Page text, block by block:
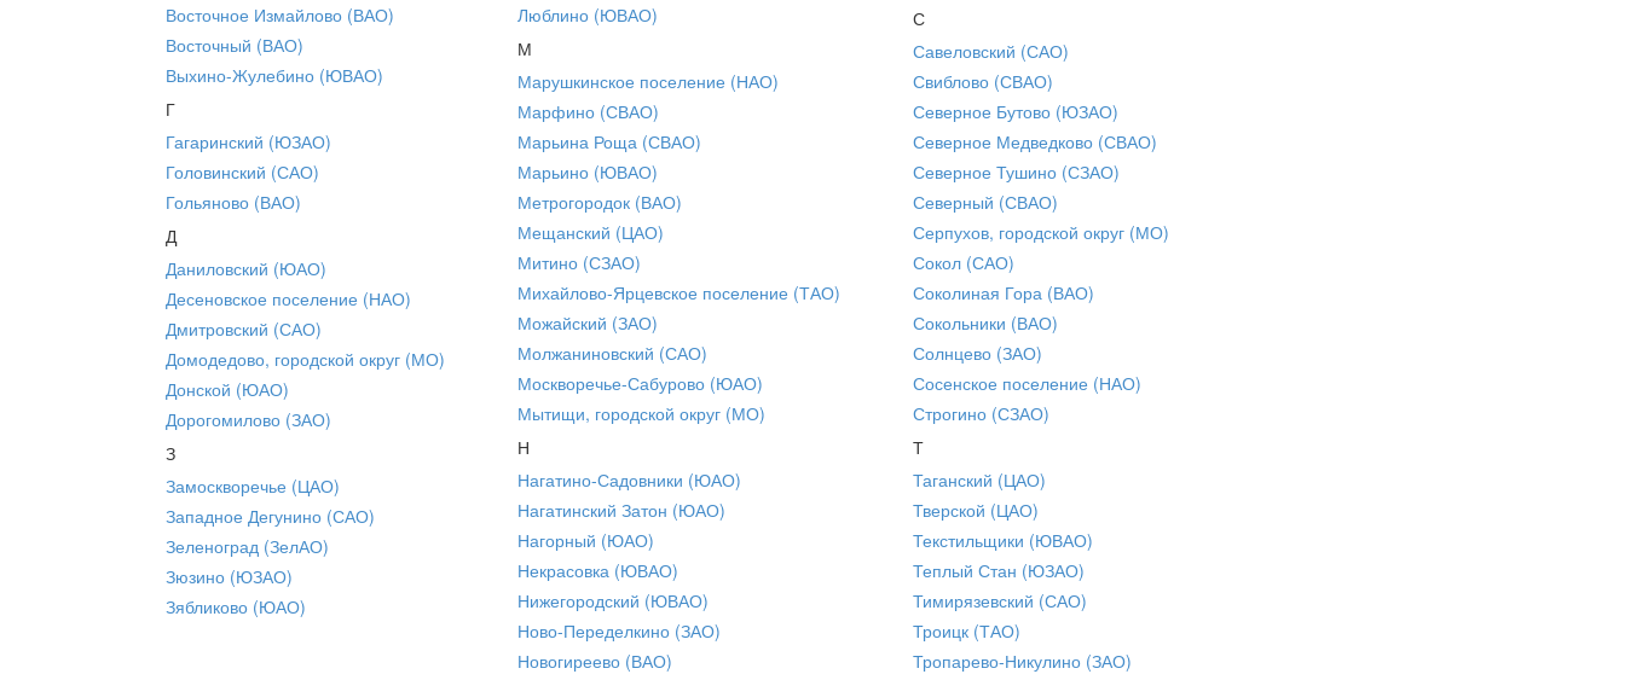
Восточное Измайлово (ВАО)
Восточный (ВАО)
Выхино-Жулебино (ЮВАО)
Г
Гагаринский (ЮЗАО)
Головинский (САО)
Гольяново (ВАО)
Д
Даниловский (ЮАО)
Десеновское поселение (НАО)
Дмитровский (САО)
Домодедово, городской округ (МО)
Донской (ЮАО)
Дорогомилово (ЗАО)
З
Замоскворечье (ЦАО)
Западное Дегунино (САО)
Зеленоград (ЗелАО)
Зюзино (ЮЗАО)
Зябликово (ЮАО)
Люблино (ЮВАО)
М
Марушкинское поселение (НАО)
Марфино (СВАО)
Марьина Роща (СВАО)
Марьино (ЮВАО)
Метрогородок (ВАО)
Мещанский (ЦАО)
Митино (СЗАО)
Михайлово-Ярцевское поселение (ТАО)
Можайский (ЗАО)
Молжаниновский (САО)
Москворечье-Сабурово (ЮАО)
Мытищи, городской округ (МО)
Н
Нагатино-Садовники (ЮАО)
Нагатинский Затон (ЮАО)
Нагорный (ЮАО)
Некрасовка (ЮВАО)
Нижегородский (ЮВАО)
Ново-Переделкино (ЗАО)
Новогиреево (ВАО)
С
Савеловский (САО)
Свиблово (СВАО)
Северное Бутово (ЮЗАО)
Северное Медведково (СВАО)
Северное Тушино (СЗАО)
Северный (СВАО)
Серпухов, городской округ (МО)
Сокол (САО)
Соколиная Гора (ВАО)
Сокольники (ВАО)
Солнцево (ЗАО)
Сосенское поселение (НАО)
Строгино (СЗАО)
Т
Таганский (ЦАО)
Тверской (ЦАО)
Текстильщики (ЮВАО)
Теплый Стан (ЮЗАО)
Тимирязевский (САО)
Троицк (ТАО)
Тропарево-Никулино (ЗАО)